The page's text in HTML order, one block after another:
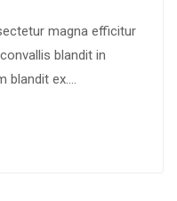
magna efficitur
blandit in
blandit ex.